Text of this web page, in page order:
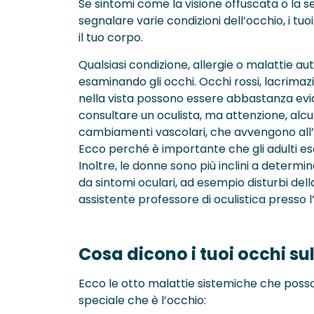
Se sintomi come la visione offuscata o la
segnalare varie condizioni dell’occhio, i
il tuo corpo.
Qualsiasi condizione, allergie o malattie
esaminando gli occhi. Occhi rossi,
nella vista possono essere abbastanza
consultare un oculista, ma attenzione,
cambiamenti vascolari, che avvengono
Ecco perché è importante che gli adulti
Inoltre, le donne sono più inclini a
da sintomi oculari, ad esempio disturbi
assistente professore di oculistica presso
Cosa dicono i tuoi occhi
Ecco le otto malattie sistemiche che
speciale che è l’occhio: